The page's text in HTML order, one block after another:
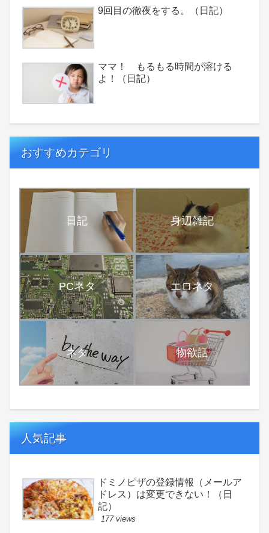
9回目の徹夜をする。（日記）
ママ！ もるもる時間が溶ける
よ！（日記）
おすすめカテゴリ
日記 身辺雑記
PCネタ エロネタ
ネタ 物欲話
人気記事
ドミノピザの登録情報（メールア
ドレス）は変更できない！（日
記）
177 views